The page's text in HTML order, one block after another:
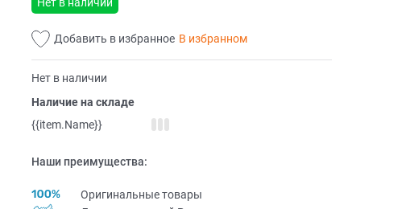
Добавить в избранное В избранном
Нет в наличии
Наличие на складе
{{item.Name}}
Наши преимущества:
Оригинальные товары